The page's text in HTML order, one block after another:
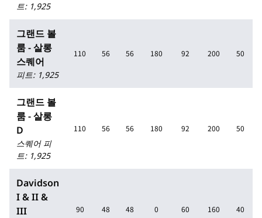
트: 1,925
그랜드 볼
룸 - 살롱
스퀘어
피트: 1,925
110 56 56 180 92 200 50
그랜드 볼
룸 - 살롱
D
스퀘어 피
트: 1,925
110 56 56 180 92 200 50
Davidson
I & II &
III
90 48 48 0 60 160 40